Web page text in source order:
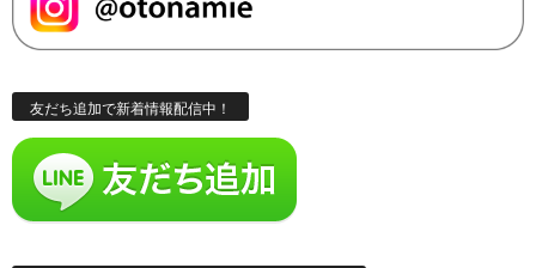
友だち追加で新着情報配信中！